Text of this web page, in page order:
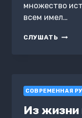
множество
всем имел…
СЛУШАТЬ ИЗ
СОВРЕМЕННАЯ
Из жизни